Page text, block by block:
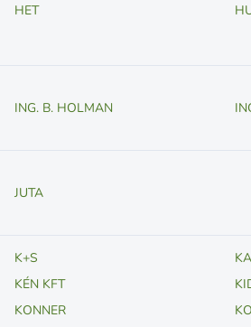
HET
ING. B. HOLMAN
JUTA
K+S
KÉN KFT
KONNER